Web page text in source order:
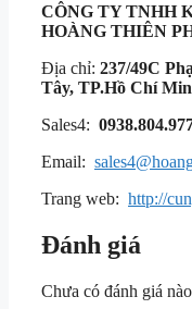
CÔNG TY TNHH
HOÀNG THIÊN
Địa chỉ: 237/49C
Tây, TP.Hồ Chí
Sales4:
Email:
Trang web: http://
Đánh giá
Chưa có đánh giá